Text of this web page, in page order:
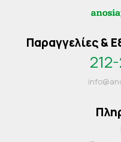
Παραγγελίες &